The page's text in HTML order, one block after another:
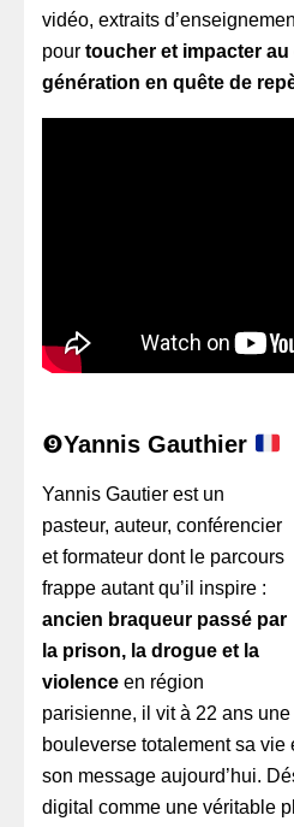
vidéo, extraits
pour toucher et impacter
génération en quête de
❾Yannis Gauthier
Yannis Gautier est un
pasteur, auteur, conférencier
et formateur dont le parcours
frappe autant qu’il inspire :
ancien braqueur passé par
la prison, la drogue et la
violence en région
parisienne, il vit à 22 ans
bouleverse totalement sa vie
son message aujourd’hui.
digital comme une véritable